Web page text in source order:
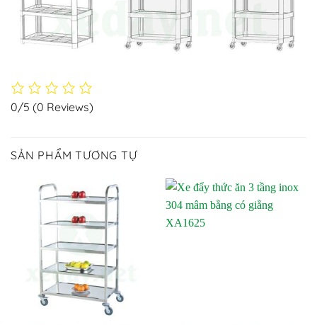
0/5 (0 Reviews)
SẢN PHẨM TƯƠNG TỰ